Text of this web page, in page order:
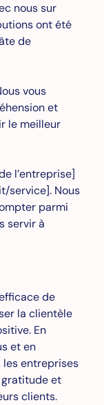
nous sur
ont été
de
vous
et
le meilleur
l’entreprise]
service]. Nous
parmi
servir à
de
la clientèle
En
et en
les entreprises
et
clients.